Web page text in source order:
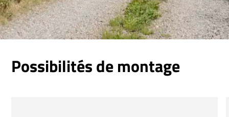
Possibilités de montage